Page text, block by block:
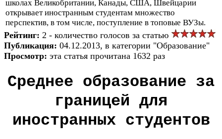
школах Великобритании, Канады, США, Швейцарии
открывает иностранным студентам множество
перспектив, в том числе, поступление в топовые ВУЗы.
Рейтинг: 2 - количество голосов за статью
Публикация: 04.12.2013, в категории "Образование"
Просмотр: эта статья прочитана 1632 раз
Среднее образование за
границей для
иностранных студентов